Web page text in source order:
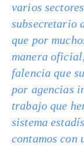
varios
subsecretario
que por
manera
falencia que
por agencias
trabajo que
sistema
contamos con